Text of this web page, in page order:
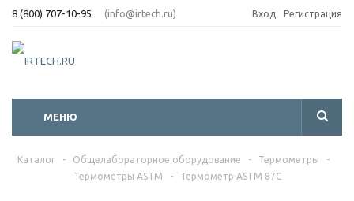
8 (800) 707-10-95 (info@irtech.ru) Вход Регистрация
МЕНЮ
Каталог - Общелабораторное оборудование - Термометры
-
Термометры ASTM
- Термометр ASTM 87C